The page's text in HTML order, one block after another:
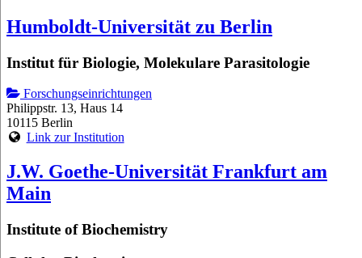
Humboldt-Universität zu Berlin
Institut für Biologie, Molekulare Parasitologie
Forschungseinrichtungen
Philippstr. 13, Haus 14
10115 Berlin
Link zur Institution
J.W. Goethe-Universität Frankfurt am
Main
Institute of Biochemistry